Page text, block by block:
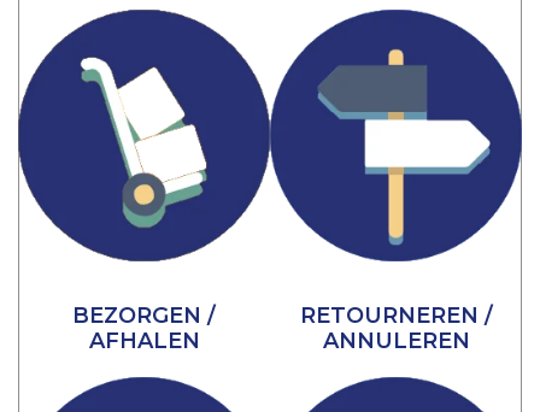
BEZORGEN /
AFHALEN
RETOURNEREN /
ANNULEREN